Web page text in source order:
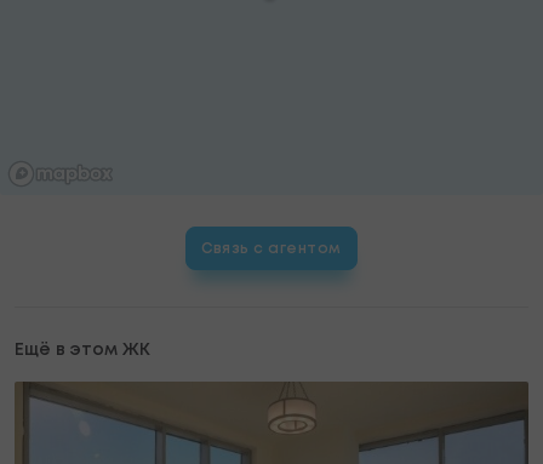
Связь с агентом
Ещё в этом ЖК